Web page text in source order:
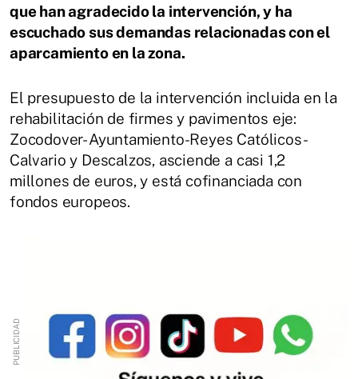
que han agradecido la intervención, y ha
escuchado sus demandas relacionadas con el
aparcamiento en la zona.
El presupuesto de la intervención incluida en la
rehabilitación de firmes y pavimentos eje:
Zocodover- Ayuntamiento-Reyes Católicos-
Calvario y Descalzos, asciende a casi 1,2
millones de euros, y está cofinanciada con
fondos europeos.